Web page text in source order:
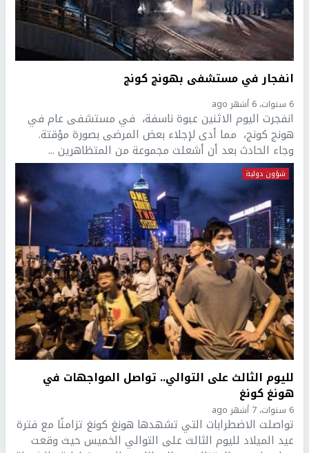
انفجار في مستشفى بهونج كونج
6 سنوات، 6 أشهر ago
انفجرت اليوم الاثنين عبوة ناسفة، في مستشفى عام في
هونج كونج، مما أدى لإجلاء بعض المرضى بصورة مؤقتة.
وجاء الحادث بعد أن أشعلت مجموعة من المتظاهرين ...
شؤون دولية
لليوم الثالث على التوالي.. تواصل المواجهات في
هونغ كونغ
6 سنوات، 7 أشهر ago
تواصلت الاضطرابات التي تشهدها هونغ كونغ تزامنًا مع فترة
عيد الميلاد لليوم الثالث على التوالي الخميس حيث وقعت